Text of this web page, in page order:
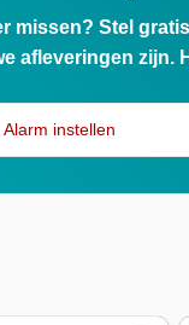
missen? Stel
afleveringen zijn.
Alarm instellen